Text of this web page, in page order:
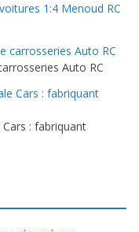
Menoud RC
Auto RC
: fabriquant